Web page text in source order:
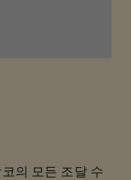
의 모든 조달 수